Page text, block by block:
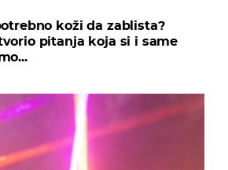
koži da zablista?
pitanja koja si i same